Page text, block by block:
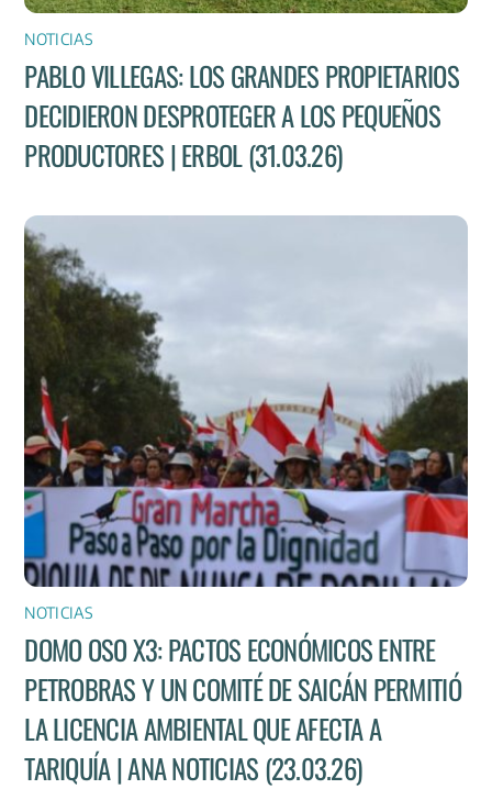
NOTICIAS
PABLO VILLEGAS: LOS GRANDES PROPIETARIOS
DECIDIERON DESPROTEGER A LOS PEQUEÑOS
PRODUCTORES | ERBOL (31.03.26)
NOTICIAS
DOMO OSO X3: PACTOS ECONÓMICOS ENTRE
PETROBRAS Y UN COMITÉ DE SAICÁN PERMITIÓ
LA LICENCIA AMBIENTAL QUE AFECTA A
TARIQUÍA | ANA NOTICIAS (23.03.26)